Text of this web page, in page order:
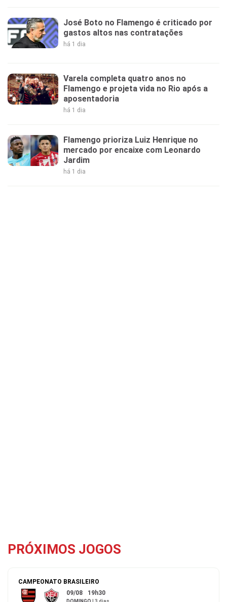
José Boto no Flamengo é criticado por
gastos altos nas contratações
há 1 dia
Varela completa quatro anos no
Flamengo e projeta vida no Rio após a
aposentadoria
há 1 dia
Flamengo prioriza Luiz Henrique no
mercado por encaixe com Leonardo
Jardim
há 1 dia
PRÓXIMOS JOGOS
CAMPEONATO BRASILEIRO
09/08 19h30